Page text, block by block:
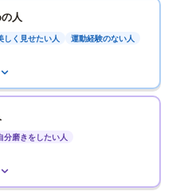
人
しく見せたい人 運動経験のない人
分磨きをしたい人